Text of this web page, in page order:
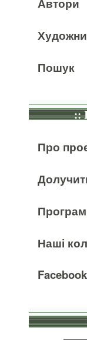
Пошук
::
Про
Наші
Facebook